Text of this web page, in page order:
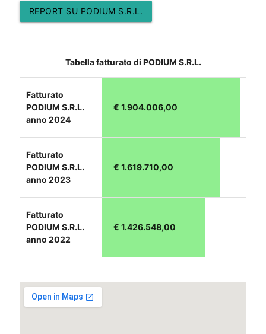
REPORT SU PODIUM S.R.L.
Tabella fatturato di PODIUM S.R.L.
Fatturato
PODIUM S.R.L.
anno 2024
€ 1.904.006,00
Fatturato
PODIUM S.R.L.
anno 2023
€ 1.619.710,00
Fatturato
PODIUM S.R.L.
anno 2022
€ 1.426.548,00